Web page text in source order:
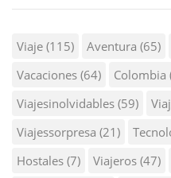
Viaje (115) Aventura (65)
Vacaciones (64) Colombia
Viajesinolvidables (59)
Viajessorpresa (21)
Hostales (7) Viajeros (47)